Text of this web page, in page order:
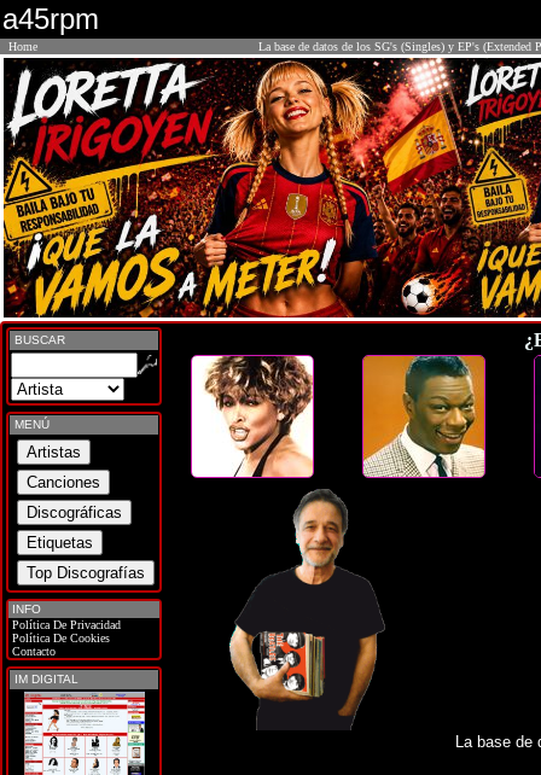
a45rpm
Home La base de datos de los SG's (Singles) y EP's (Extended
BUSCAR
MENÚ
INFO
Política De Privacidad
Política De Cookies
Contacto
IM DIGITAL
La base